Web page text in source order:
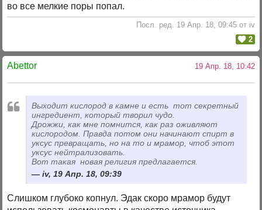
во все мелкие поры попал.
Посл. ред. 19 Апр. 18, 09:45 от iv
2
Abettor 19 Апр. 18, 10:42
Выходит кислород в камне и есть тот секретный
ингредиент, который творил чудо.
Дрожжи, как мне помнится, как раз оживляют
кислородом. Правда потом они начинают спирт в
уксус превращать, но на то и мрамор, чтоб этот
уксус нейтрализовать.
Вот такая новая религия предлагается.
iv, 19 Апр. 18, 09:39
Слишком глубоко копнул. Эдак скоро мрамор будут